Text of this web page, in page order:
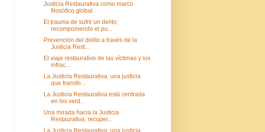
Justicia Restaurativa como marco
filosófico global
El trauma de sufrir un delito;
recomponiendo el pu...
Prevención del delito a través de la
Justicia Rest...
El viaje restaurativo de las víctimas y los
infrac...
La Justicia Restaurativa: una justicia
que transfo...
La Justicia Restaurativa está centrada
en los verd...
Una mirada hacia la Justicia
Restaurativa: recuper...